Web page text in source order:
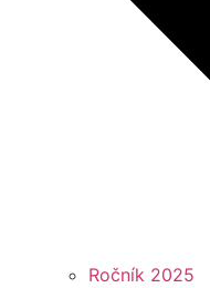
Ročník 2025